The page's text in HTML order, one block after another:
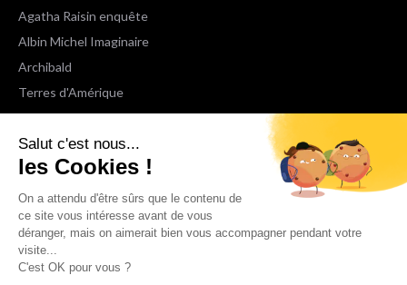
Salut c'est nous...
les Cookies !
On a attendu d'être sûrs que le contenu de
ce site vous intéresse avant de vous
déranger, mais on aimerait bien vous accompagner pendant votre
visite...
C'est OK pour vous ?
Agatha Raisin enquête
Albin Michel Imaginaire
Archibald
Terres d'Amérique
Espaces Libres Poche
NOX
Wiz
Voir toutes les collections
Nous suivre